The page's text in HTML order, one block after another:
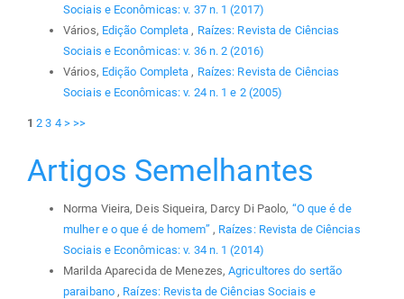
Sociais e Econômicas: v. 37 n. 1 (2017)
Vários, Edição Completa , Raízes: Revista de Ciências
Sociais e Econômicas: v. 36 n. 2 (2016)
Vários, Edição Completa , Raízes: Revista de Ciências
Sociais e Econômicas: v. 24 n. 1 e 2 (2005)
1 2 3 4 > >>
Artigos Semelhantes
Norma Vieira, Deis Siqueira, Darcy Di Paolo, “O que é de
mulher e o que é de homem” , Raízes: Revista de Ciências
Sociais e Econômicas: v. 34 n. 1 (2014)
Marilda Aparecida de Menezes,Agricultores do sertão
paraibano , Raízes: Revista de Ciências Sociais e